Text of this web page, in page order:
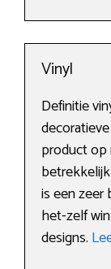
Vinyl
Definitie
product op
is een zeer
het-zelf
designs.